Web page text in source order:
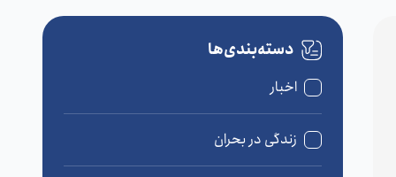
دسته‌بندی‌ها
اخبار
زندگی در بحران